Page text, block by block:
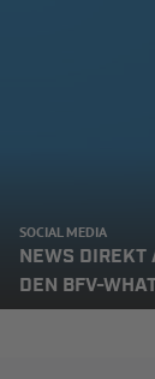
SOCIAL MEDIA
NEWS DIREKT
DEN BFV-